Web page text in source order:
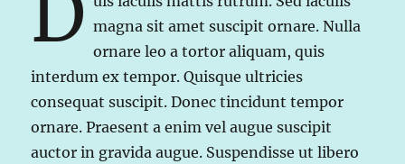
magna sit amet suscipit ornare. Nulla
ornare leo a tortor aliquam, quis
interdum ex tempor. Quisque ultricies
consequat suscipit. Donec tincidunt tempor
ornare. Praesent a enim vel augue suscipit
auctor in gravida augue. Suspendisse ut libero